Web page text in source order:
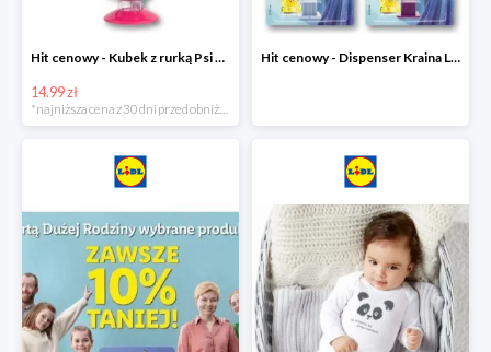
Hit cenowy - Kubek z rurką Psi Patrol, PONY, Minionki, Peppa
14.99 zł
Hit cenowy - Dispenser Kraina Lodu